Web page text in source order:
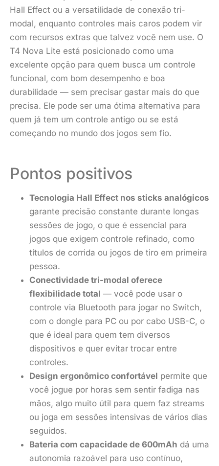
Hall Effect ou a versatilidade de conexão tri-
modal, enquanto controles mais caros podem vir
com recursos extras que talvez você nem use. O
T4 Nova Lite está posicionado como uma
excelente opção para quem busca um controle
funcional, com bom desempenho e boa
durabilidade — sem precisar gastar mais do que
precisa. Ele pode ser uma ótima alternativa para
quem já tem um controle antigo ou se está
começando no mundo dos jogos sem fio.
Pontos positivos
Tecnologia Hall Effect nos sticks analógicos
garante precisão constante durante longas
sessões de jogo, o que é essencial para
jogos que exigem controle refinado, como
títulos de corrida ou jogos de tiro em primeira
pessoa.
Conectividade tri-modal oferece
flexibilidade total — você pode usar o
controle via Bluetooth para jogar no Switch,
com o dongle para PC ou por cabo USB-C, o
que é ideal para quem tem diversos
dispositivos e quer evitar trocar entre
controles.
Design ergonômico confortável permite que
você jogue por horas sem sentir fadiga nas
mãos, algo muito útil para quem faz streams
ou joga em sessões intensivas de vários dias
seguidos.
Bateria com capacidade de 600mAh dá uma
autonomia razoável para uso contínuo,